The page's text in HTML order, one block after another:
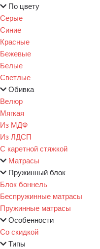
По цвету
Серые
Синие
Красные
Бежевые
Белые
Светлые
Обивка
Велюр
Мягкая
Из МДФ
Из ЛДСП
С каретной стяжкой
Матрасы
Пружинный блок
Блок боннель
Беспружинные матрасы
Пружинные матрасы
Особенности
Со скидкой
Типы